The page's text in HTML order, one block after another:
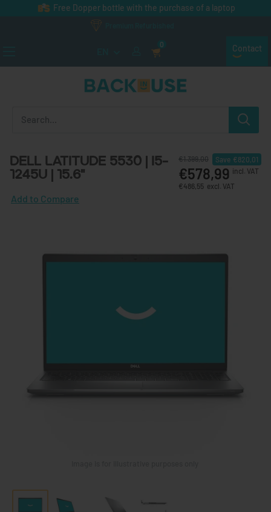
Skip to contentFree Dopper bottle with the purchase of a laptop
Back in Use
0 Contact
Dell Latitude 5530 | i5-
1245U | 15.6"
€1.399,00 Save €820,01
€578,99 incl. VAT
€486,55 excl. VAT
Add to Compare